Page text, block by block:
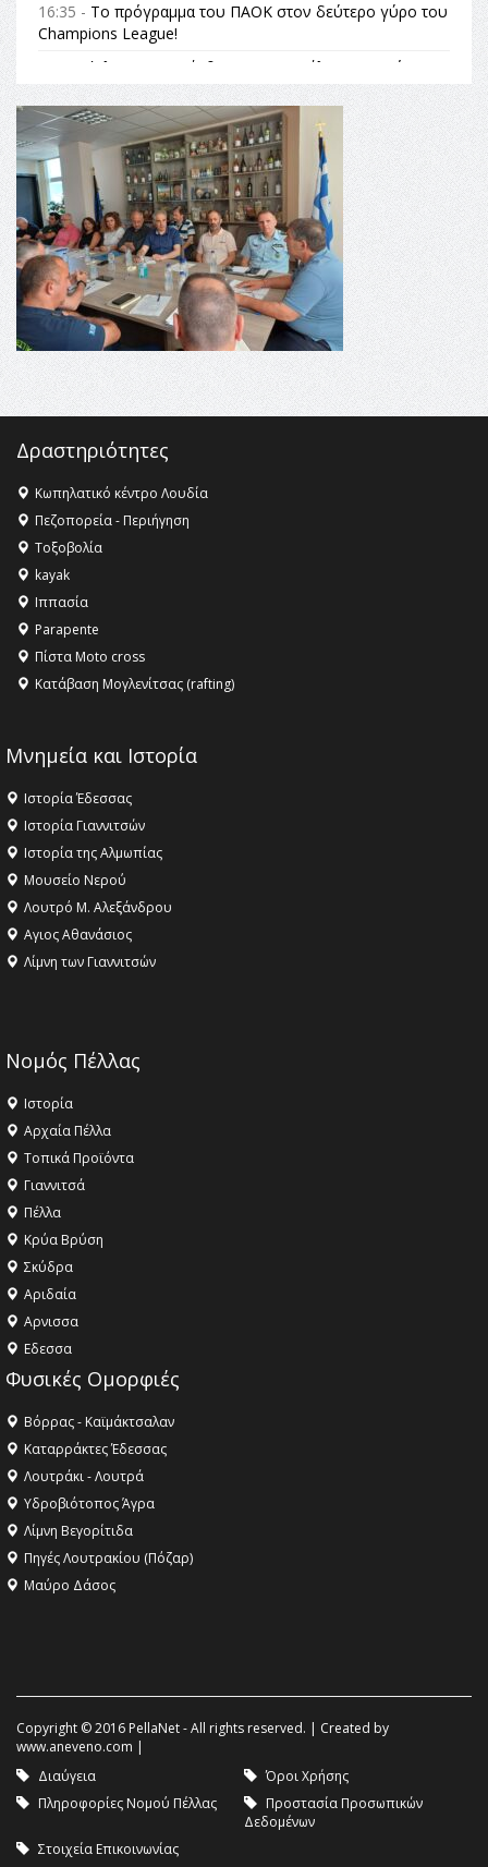
16:35 - Το πρόγραμμα του ΠΑΟΚ στον δεύτερο γύρο του
Champions League!
Όλυμπος: Εντάχθηκε στον Κατάλογο Παγκόσμιας
Κληρονομιάς της UNESCO – Ομόφωνη η απόφαση Ο
Όλυμπος αναγνωρίστηκε ως φυσικό και πολιτιστικό
αγαθό εξέχουσας οικουμενικής αξίας για την
ανθρωπότητα
16:18 -
ΕΝΟΡΙΑΚΕΣ ΚΑΛΟΚΑΙΡΙΝΕΣ ΔΡΑΣΕΙΣ ΓΙΑ ΠΑΙΔΙΑ
ΣΤΗΝ ΕΔΕΣΣΑ
16:15 -Εργασίες συντήρησης οδοφωτισμού στην Ενωτική
Οδό Σίνδου από την Περιφέρεια Κεντρικής Μακεδονίας
11:36 -Λάκης Βασιλειάδης, Συνέντευξη PellaFm 103,3 για
το Μουσείο της Πέλλας, Λουτρά Πόζαρ και Χιονοδρομικό
18:09 -Αυτό το καλοκαίρι δίνουμε ραντεβού στο πιο
όμορφο θερινό σινεμά της Ελλάδας!
Δραστηριότητες
Κωπηλατικό κέντρο Λουδία
Πεζοπορεία - Περιήγηση
Τοξοβολία
kayak
Ιππασία
Parapente
Πίστα Moto cross
Κατάβαση Μογλενίτσας (rafting)
Μνημεία και Ιστορία
Ιστορία Έδεσσας
Ιστορία Γιαννιτσών
Ιστορία της Αλμωπίας
Μουσείο Νερού
Λουτρό Μ. Αλεξάνδρου
Αγιος Αθανάσιος
Λίμνη των Γιαννιτσών
Νομός Πέλλας
Ιστορία
Αρχαία Πέλλα
Τοπικά Προϊόντα
Γιαννιτσά
Πέλλα
Κρύα Βρύση
Σκύδρα
Αριδαία
Aρνισσα
Eδεσσα
Φυσικές Ομορφιές
Βόρρας - Καϊμάκτσαλαν
Καταρράκτες Έδεσσας
Λουτράκι - Λουτρά
Υδροβιότοπος Άγρα
Λίμνη Βεγορίτιδα
Πηγές Λουτρακίου (Πόζαρ)
Μαύρο Δάσος
Copyright © 2016 PellaNet - All rights reserved. | Created by
www.aneveno.com |
Διαύγεια
Όροι Χρήσης
Πληροφορίες Νομού Πέλλας
Προστασία Προσωπικών
Δεδομένων
Στοιχεία Επικοινωνίας